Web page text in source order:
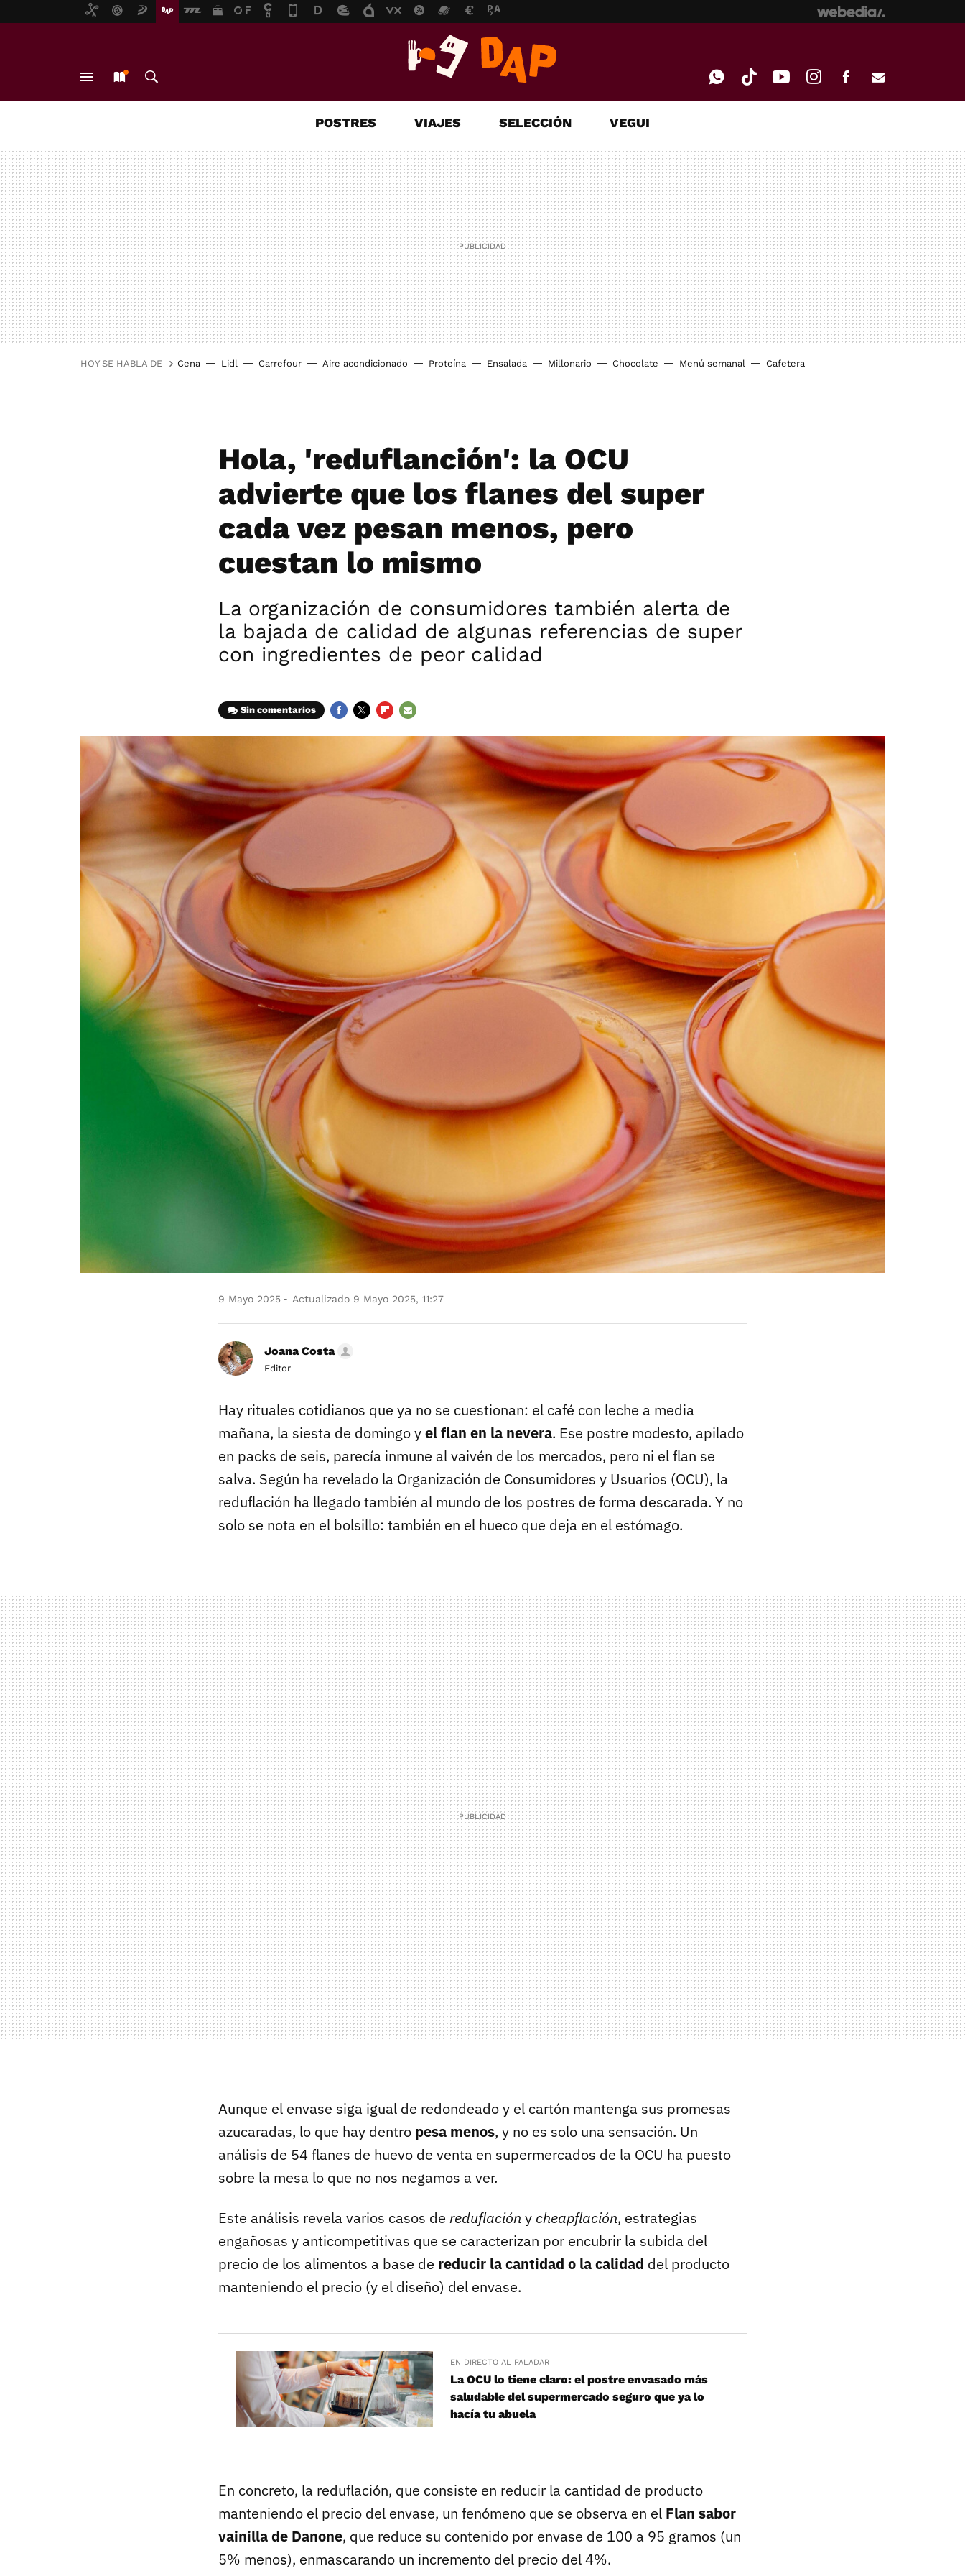
MAIL
POSTRES VIAJES SELECCIÓN VEGUI
HOY SE HABLA DE Cena Lidl Carrefour Aire acondicionado Proteína Ensalada Millonario Chocolate Menú semanal Cafetera
Hola, 'reduflanción': la OCU
advierte que los flanes del super
cada vez pesan menos, pero
cuestan lo mismo
La organización de consumidores también alerta de
la bajada de calidad de algunas referencias de super
con ingredientes de peor calidad
Sin comentarios
MAIL
9 Mayo 2025 Actualizado 9 Mayo 2025, 11:27
Joana Costa
Editor
Hay rituales cotidianos que ya no se cuestionan: el café con leche a media
mañana, la siesta de domingo yel flan en la nevera. Ese postre modesto, apilado
en packs de seis, parecía inmune al vaivén de los mercados, pero ni el flan se
salva. Según ha revelado la Organización de Consumidores y Usuarios (OCU), la
reduflación ha llegado también al mundo de los postres de forma descarada. Y no
solo se nota en el bolsillo: también en el hueco que deja en el estómago.
Aunque el envase siga igual de redondeado y el cartón mantenga sus promesas
azucaradas, lo que hay dentro pesa menos, y no es solo una sensación. Un
análisis de 54 flanes de huevo de venta en supermercados de la OCU ha puesto
sobre la mesa lo que no nos negamos a ver.
Este análisis revela varios casos de reduflación y cheapflación, estrategias
engañosas y anticompetitivas que se caracterizan por encubrir la subida del
precio de los alimentos a base de reducir la cantidad o la calidad del producto
manteniendo el precio (y el diseño) del envase.
EN DIRECTO AL PALADAR
La OCU lo tiene claro: el postre envasado más
saludable del supermercado seguro que ya lo
hacía tu abuela
En concreto, la reduflación, que consiste en reducir la cantidad de producto
manteniendo el precio del envase, un fenómeno que se observa en el Flan sabor
vainilla de Danone, que reduce su contenido por envase de 100 a 95 gramos (un
5% menos), enmascarando un incremento del precio del 4%.